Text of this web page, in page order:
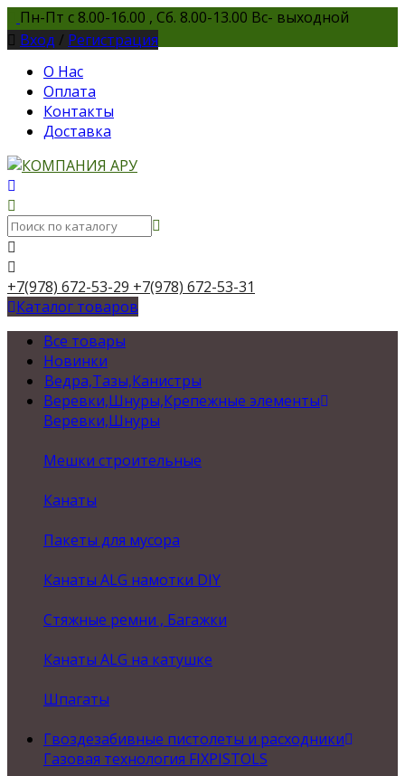
Пн-Пт с 8.00-16.00 , Сб. 8.00-13.00 Вс- выходной
Вход / Регистрация
О Нас
Оплата
Контакты
Доставка
+7(978) 672-53-29 +7(978) 672-53-31
Каталог товаров
Все товары
Новинки
Ведра,Тазы,Канистры
Веревки,Шнуры,Крепежные элементы
Веревки,Шнуры
Мешки строительные
Канаты
Пакеты для мусора
Канаты ALG намотки DIY
Стяжные ремни , Багажки
Канаты ALG на катушке
Шпагаты
Гвоздезабивные пистолеты и расходники
Газовая технология FIXPISTOLS